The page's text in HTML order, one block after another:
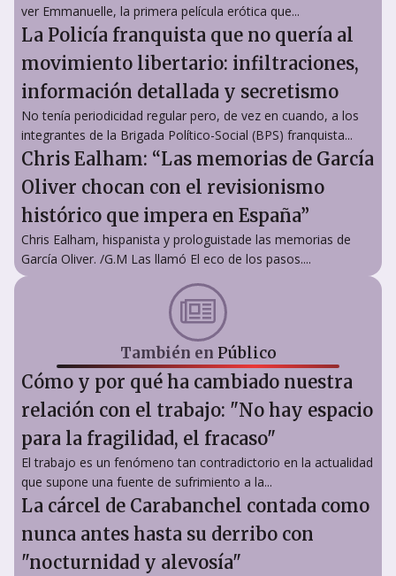
ver Emmanuelle, la primera película erótica que...
La Policía franquista que no quería al
movimiento libertario: infiltraciones,
información detallada y secretismo
No tenía periodicidad regular pero, de vez en cuando, a los
integrantes de la Brigada Político-Social (BPS) franquista...
Chris Ealham: “Las memorias de García
Oliver chocan con el revisionismo
histórico que impera en España”
Chris Ealham, hispanista y prologuistade las memorias de
García Oliver. /G.M Las llamó El eco de los pasos....
También en Público
Cómo y por qué ha cambiado nuestra
relación con el trabajo: "No hay espacio
para la fragilidad, el fracaso"
El trabajo es un fenómeno tan contradictorio en la actualidad
que supone una fuente de sufrimiento a la...
La cárcel de Carabanchel contada como
nunca antes hasta su derribo con
"nocturnidad y alevosía"